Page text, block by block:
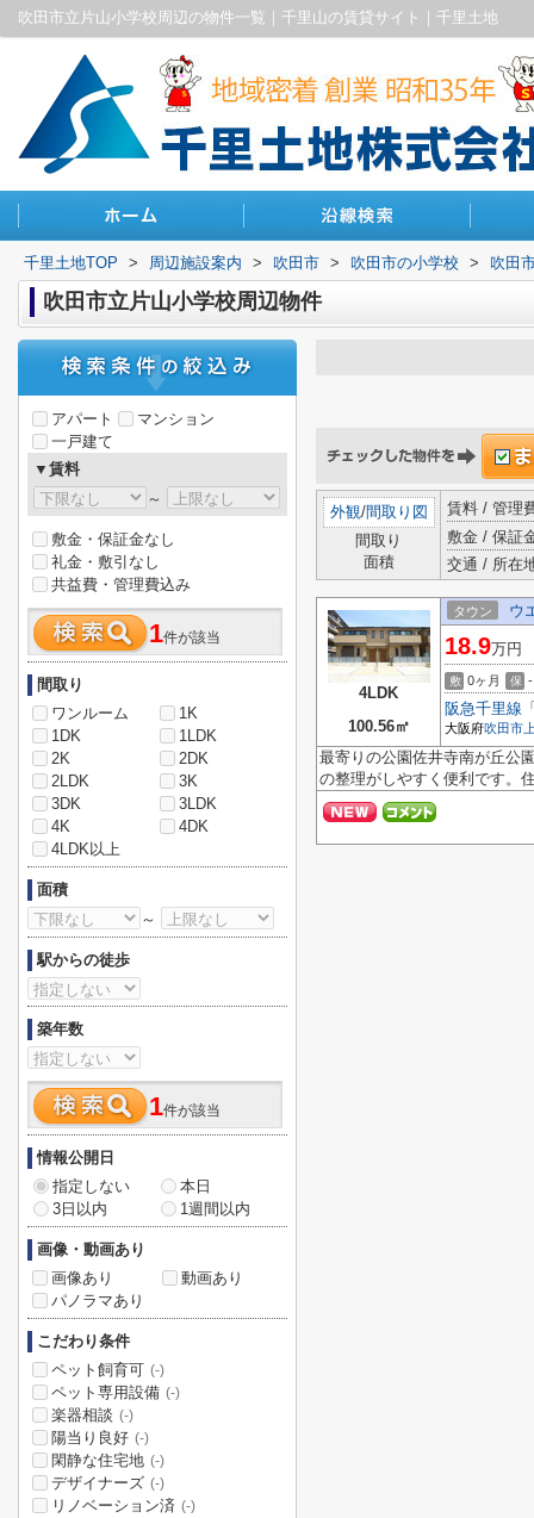
吹田市立片山小学校周辺の物件一覧｜千里山の賃貸サイト｜千里土地
千里土地TOP > 周辺施設案内 > 吹田市 > 吹田市の小学校 > 吹田
吹田市立片山小学校周辺物件
外観/間取り図
間取り
面積
賃料 / 管理
敷金 / 保証
交通 / 所在
4LDK
100.56㎡
タウン ウ
18.9万円
敷 0ヶ月 保 -
阪急千里線
大阪府吹田市
最寄りの公園佐井寺南が丘公
の整理がしやすく便利です。
アパート
マンション
一戸建て
▼賃料
～
敷金・保証金なし
礼金・敷引なし
共益費・管理費込み
1件が該当
間取り
ワンルーム
1K
1DK
1LDK
2K
2DK
2LDK
3K
3DK
3LDK
4K
4DK
4LDK以上
面積
～
駅からの徒歩
築年数
1件が該当
情報公開日
指定しない
本日
3日以内
1週間以内
画像・動画あり
画像あり
動画あり
パノラマあり
こだわり条件
ペット飼育可 (-)
ペット専用設備 (-)
楽器相談 (-)
陽当り良好 (-)
閑静な住宅地 (-)
デザイナーズ (-)
リノベーション済 (-)